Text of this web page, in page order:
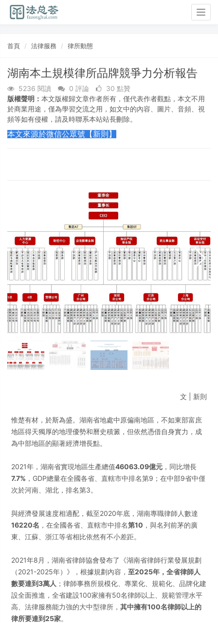
首頁 法律服務 律所動態
湖南本土規模律所品牌競爭力分析報告
5236 閱讀 0 評論 30 點贊
版權聲明： 本文版權歸文章作者所有，僅代表作者觀點，本文不用
於商業用途，僅為學習交流之用，如文中的內容、圖片、音頻、視
頻等如有侵權，請及時聯系本站站長刪除。
本文來源於微信公眾號【新則】
文 | 新則
惟楚有材，於斯為盛。湖南省地處中原偏南地區，不如東部富庶
地區得天獨厚的地理優勢和曆史積澱，但依然憑借自身實力，成
為中部地區的顯著經濟增長點。
2021年，湖南省實現地區生產總值46063.09億元 ，同比增長
7.7% ，GDP總量在全國各省、直轄市中排名第9；在中部9省中僅
次於河南、湖北，排名第3。
與經濟發展速度相適配，截至2020年底，湖南專職律師人數達
16220名 ，在全國各省、直轄市中排名第10 ，與名列前茅的廣
東、江蘇、浙江等省相比依然有不小差距。
2021年8月，湖南省律師協會發布了《湖南省律師行業發展規劃
（2021-2025年）》，根據規劃內容， 至2025年，全省律師人
數要達到3萬人 ；律師事務所規模化、專業化、規範化、品牌化建
設全面推進，全省建設100家擁有50名律師以上、規範管理水平
高、法律服務能力強的大中型律所， 其中擁有100名律師以上的
律所要達到25家。